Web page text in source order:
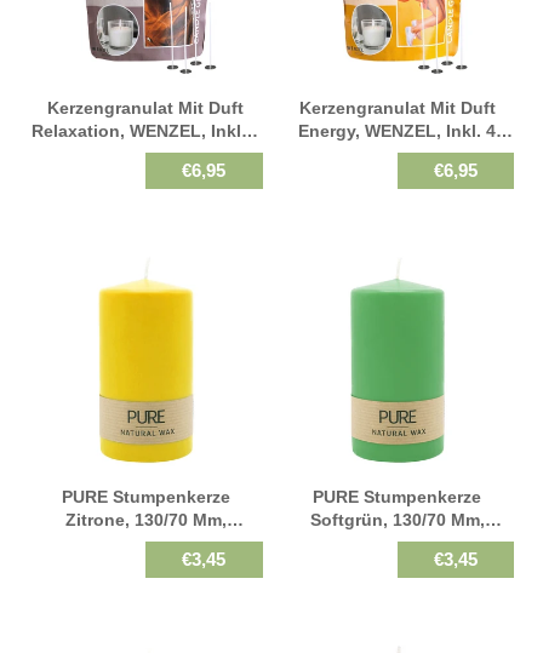
Kerzengranulat Mit Duft
Relaxation, WENZEL, Inkl. 4
Dochte & Halter, 400 G
€6,95
Kerzengranulat Mit Duft
Energy, WENZEL, Inkl. 4
Dochte & Halter, 400 G
€6,95
PURE Stumpenkerze
Zitrone, 130/70 Mm,
WENZEL, Brenndauer 52h,
Plastikfrei,€3,45
PURE Stumpenkerze
Softgrün, 130/70 Mm,
WENZEL, Brenndauer 52h,
Plastikfrei,€3,45